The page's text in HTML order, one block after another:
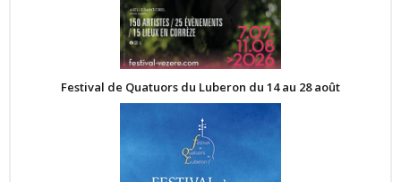
Festival de Quatuors du Luberon du 14 au 28 août